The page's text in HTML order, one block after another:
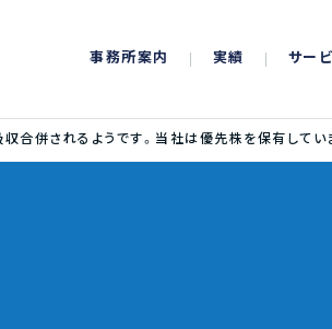
事務所案内 実績 サー
併されるようです。当社は優先株を保有してい